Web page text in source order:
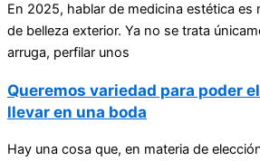
En 2025, hablar de medicina estética es
de belleza exterior. Ya no se trata
arruga, perfilar unos
Queremos variedad para poder
llevar en una boda
Hay una cosa que, en materia de